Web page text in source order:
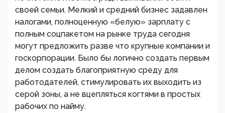
своей семьи. Мелкий и средний бизнес задавлен
налогами, полноценную «белую» зарплату с
полным соцпакетом на рынке труда сегодня
могут предложить разве что крупные компании и
госкорпорации. Было бы логично создать первым
делом создать благоприятную среду для
работодателей, стимулировать их выходить из
серой зоны, а не вцепляться когтями в простых
рабочих по найму.